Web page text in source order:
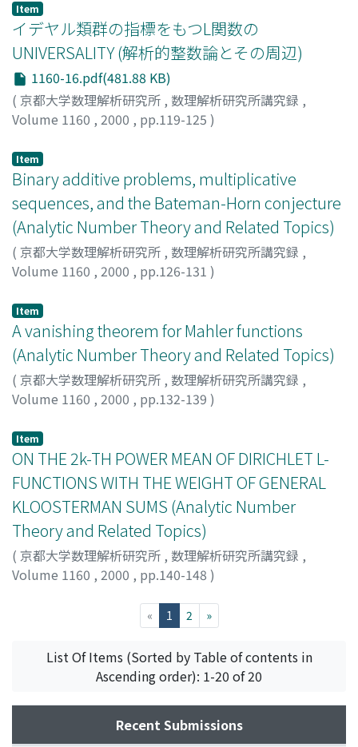
Item
イデヤル類群の指標をもつL関数の
UNIVERSALITY (解析的整数論とその周辺)
1160-16.pdf(481.88 KB)
( 京都大学数理解析研究所 , 数理解析研究所講究録 ,
Volume 1160 , 2000 , pp.119-125 )
Item
Binary additive problems, multiplicative
sequences, and the Bateman-Horn conjecture
(Analytic Number Theory and Related Topics)
( 京都大学数理解析研究所 , 数理解析研究所講究録 ,
Volume 1160 , 2000 , pp.126-131 )
Item
A vanishing theorem for Mahler functions
(Analytic Number Theory and Related Topics)
( 京都大学数理解析研究所 , 数理解析研究所講究録 ,
Volume 1160 , 2000 , pp.132-139 )
Item
ON THE 2k-TH POWER MEAN OF DIRICHLET L-
FUNCTIONS WITH THE WEIGHT OF GENERAL
KLOOSTERMAN SUMS (Analytic Number
Theory and Related Topics)
( 京都大学数理解析研究所 , 数理解析研究所講究録 ,
Volume 1160 , 2000 , pp.140-148 )
« 1 (current)
2 »
List Of Items (Sorted by Table of contents in
Ascending order): 1-20 of 20
Recent Submissions